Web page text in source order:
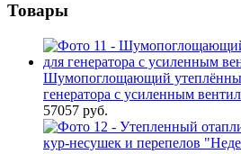
Товары
Шумопоглощающий
генератора с усиленным
57057 руб.